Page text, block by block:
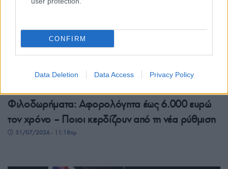
CONFIRM
Data Deletion Data Access Privacy Policy
Φιλοδωρήματα: Αφορολόγητα έως 6.000 ευρώ
τον χρόνο – Ποιοι κερδίζουν από τη νέα ρύθμιση
31/07/2026 - 11:18πμ